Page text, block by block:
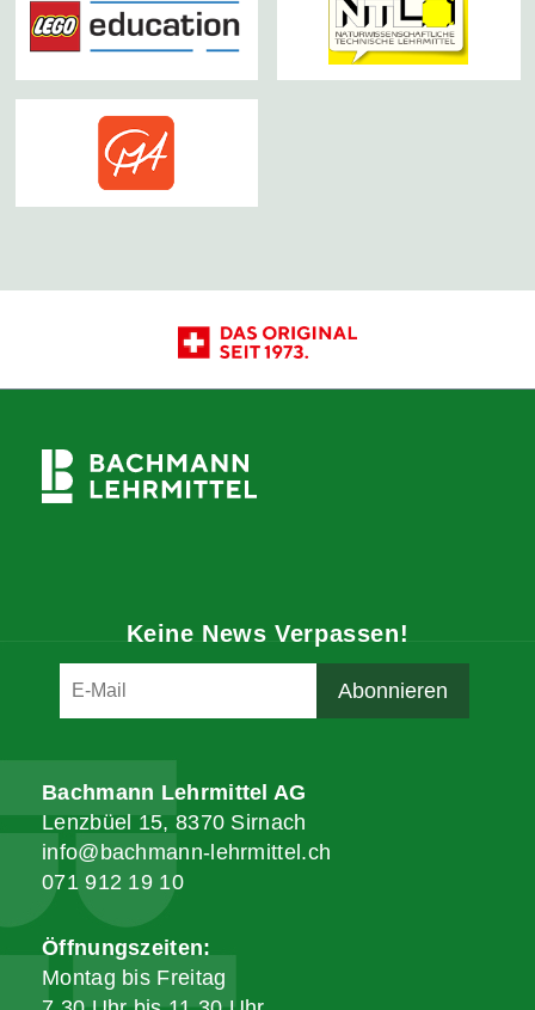
Keine News Verpassen!
Bachmann Lehrmittel AG
Lenzbüel 15, 8370 Sirnach
info@bachmann-lehrmittel.ch
071 912 19 10
Öffnungszeiten:
Montag bis Freitag